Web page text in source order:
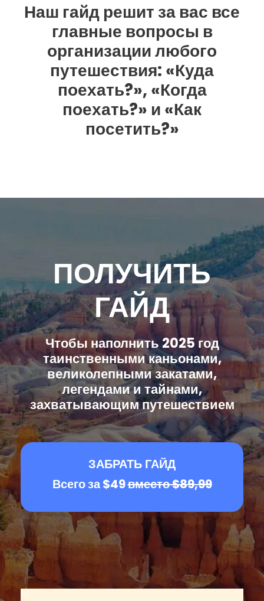
Наш гайд решит за вас все
главные вопросы в
организации любого
путешествия: «Куда
поехать?», «Когда
поехать?» и «Как
посетить?»
ПОЛУЧИТЬ
ГАЙД
Чтобы наполнить 2025 год
таинственными каньонами,
великолепными закатами,
легендами и тайнами,
захватывающим путешествием
ЗАБРАТЬ ГАЙД
Всего за $49вместо $89,99